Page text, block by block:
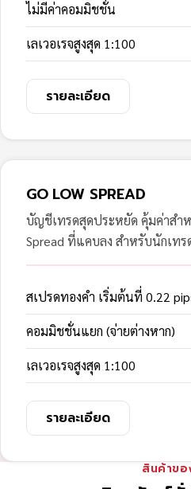
ไม่มีค่าคอมมิชชั่น
เลเวอเรจสูงสุด 1:100
รายละเอียด
GO LOW SPREAD
บัญชีเทรดสุดประหยัด คุ้มค่าสำ
Spread ที่แคบลง สำหรับนักเท
สเปรดทองคำ เริ่มต้นที่ 0.22
คอมมิชชั่นแยก (จ่ายต่างหาก)
เลเวอเรจสูงสุด 1:100
รายละเอียด
สินค้าขอ